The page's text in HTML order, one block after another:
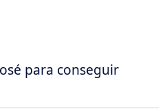
para conseguir